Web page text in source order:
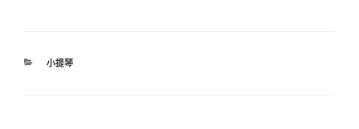
分
小提琴